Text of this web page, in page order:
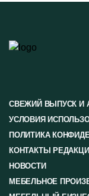
СВЕЖИЙ ВЫПУСК И
УСЛОВИЯ
ПОЛИТИКА
КОНТАКТЫ
НОВОСТИ
МЕБЕЛЬНОЕ